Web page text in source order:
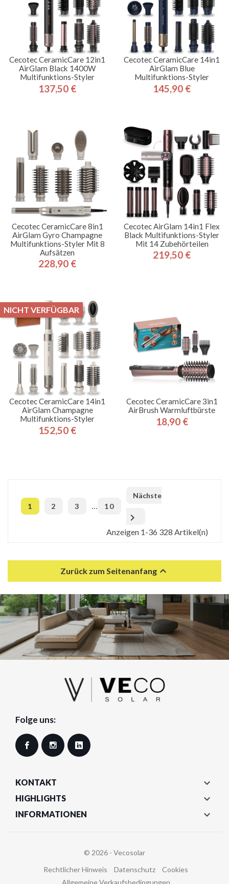
Cecotec CeramicCare 12in1
AirGlam Black 1400W
Multifunktions-Styler
Preis
137,50 €
Cecotec CeramicCare 14in1
AirGlam Blue
Multifunktions-Styler
Preis
145,90 €
Cecotec CeramicCare 8in1
AirGlam Gyro Champagne
Multifunktions-Styler Mit 8
Aufsätzen
Preis
228,90 €
Cecotec AirGlam 14in1 Flex
Black Multifunktions-Styler
Mit 14 Zubehörteilen
Preis
219,50 €
Cecotec CeramicCare 14in1
AirGlam Champagne
Multifunktions-Styler
Preis
152,50 €
NICHT VERFÜGBAR
Cecotec CeramicCare 3in1
AirBrush Warmluftbürste
Preis
18,90 €
1 2 3 … 10
Nächste

Anzeigen 1-36 328 Artikel(n)
Zurück zum Seitenanfang
Folge uns:
Facebook Instagram
KONTAKT 
HIGHLIGHTS 
INFORMATIONEN 
© 2026 - Vecosolar
Rechtlicher Hinweis
Datenschutz
Cookies